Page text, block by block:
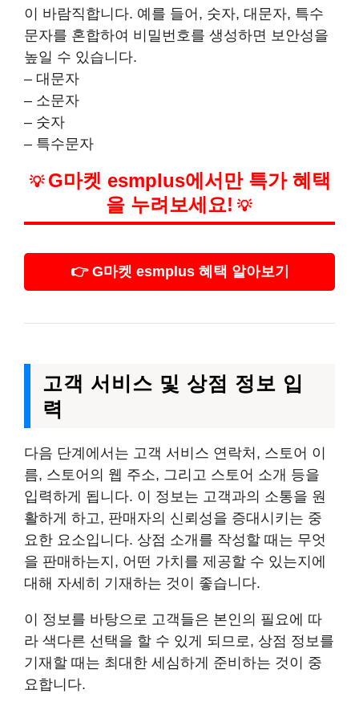
이 바람직합니다. 예를 들어, 숫자, 대문자, 특수
문자를 혼합하여 비밀번호를 생성하면 보안성을
높일 수 있습니다.
– 대문자
– 소문자
– 숫자
– 특수문자
💡 G마켓 esmplus에서만 특가 혜택
을 누려보세요! 💡
👉 G마켓 esmplus 혜택 알아보기
고객 서비스 및 상점 정보 입
력
다음 단계에서는 고객 서비스 연락처, 스토어 이
름, 스토어의 웹 주소, 그리고 스토어 소개 등을
입력하게 됩니다. 이 정보는 고객과의 소통을 원
활하게 하고, 판매자의 신뢰성을 증대시키는 중
요한 요소입니다. 상점 소개를 작성할 때는 무엇
을 판매하는지, 어떤 가치를 제공할 수 있는지에
대해 자세히 기재하는 것이 좋습니다.
이 정보를 바탕으로 고객들은 본인의 필요에 따
라 색다른 선택을 할 수 있게 되므로, 상점 정보를
기재할 때는 최대한 세심하게 준비하는 것이 중
요합니다.